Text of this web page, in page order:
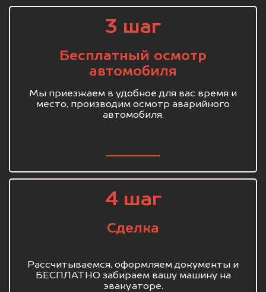
3 шаг
Бесплатный осмотр
автомобиля
Мы приезжаем в удобное для вас время и
место, производим осмотр аварийного
автомобиля.
4 шаг
Сделка
Рассчитываемся, оформляем документы и
БЕСПЛАТНО забираем вашу машину на
эвакуаторе.